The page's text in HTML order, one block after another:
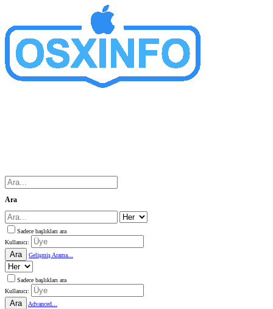
Ara
Sadece başlıkları ara
Kullanıcı:
Ara Gelişmiş Arama...
Sadece başlıkları ara
Kullanıcı:
Ara
Advanced...